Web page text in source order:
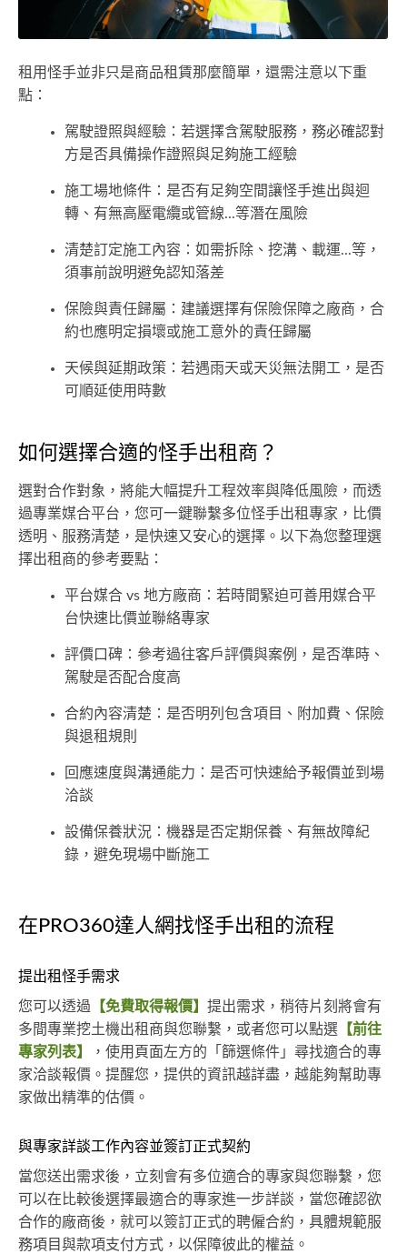
租用怪手並非只是商品租賃那麼簡單，還需注意以下重
點：
駕駛證照與經驗：若選擇含駕駛服務，務必確認對
方是否具備操作證照與足夠施工經驗
施工場地條件：是否有足夠空間讓怪手進出與迴
轉、有無高壓電纜或管線...等潛在風險
清楚訂定施工內容：如需拆除、挖溝、載運...等，
須事前說明避免認知落差
保險與責任歸屬：建議選擇有保險保障之廠商，合
約也應明定損壞或施工意外的責任歸屬
天候與延期政策：若遇雨天或天災無法開工，是否
可順延使用時數
如何選擇合適的怪手出租商？
選對合作對象，將能大幅提升工程效率與降低風險，而透
過專業媒合平台，您可一鍵聯繫多位怪手出租專家，比價
透明、服務清楚，是快速又安心的選擇。以下為您整理選
擇出租商的參考要點：
平台媒合 vs 地方廠商：若時間緊迫可善用媒合平
台快速比價並聯絡專家
評價口碑：參考過往客戶評價與案例，是否準時、
駕駛是否配合度高
合約內容清楚：是否明列包含項目、附加費、保險
與退租規則
回應速度與溝通能力：是否可快速給予報價並到場
洽談
設備保養狀況：機器是否定期保養、有無故障紀
錄，避免現場中斷施工
在PRO360達人網找怪手出租的流程
提出租怪手需求
您可以透過 【免費取得報價】 提出需求，稍待片刻將會有
多間專業挖土機出租商與您聯繫，或者您可以點選 【前往
專家列表】
，使用頁面左方的「篩選條件」尋找適合的專
家洽談報價。提醒您，提供的資訊越詳盡，越能夠幫助專
家做出精準的估價。
與專家詳談工作內容並簽訂正式契約
當您送出需求後，立刻會有多位適合的專家與您聯繫，您
可以在比較後選擇最適合的專家進一步詳談，當您確認欲
合作的廠商後，就可以簽訂正式的聘僱合約，具體規範服
務項目與款項支付方式，以保障彼此的權益。